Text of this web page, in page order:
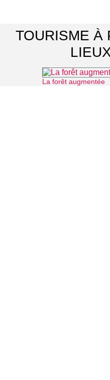
TOURISME À
La forêt augmentée